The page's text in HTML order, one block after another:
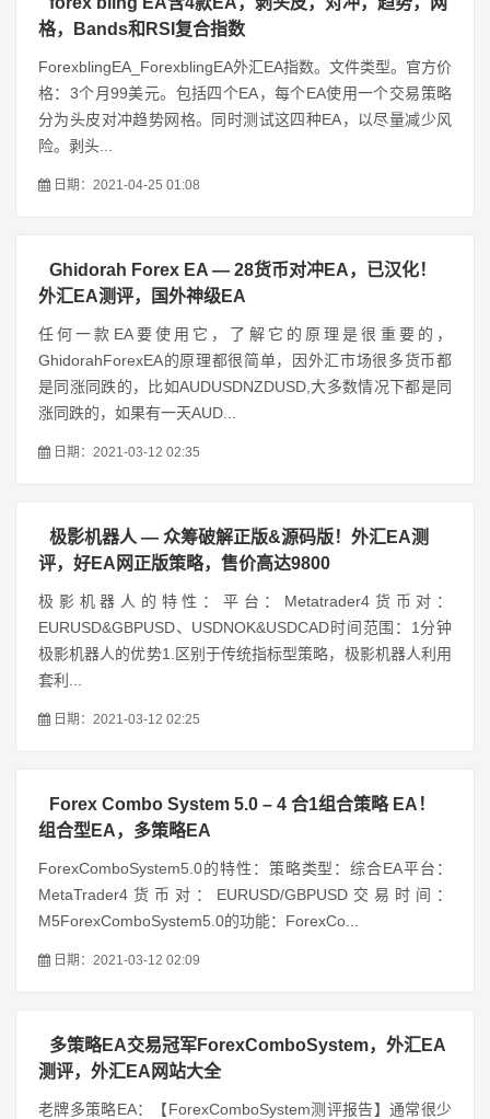
格，Bands和RSI复合指数
ForexblingEA_ForexblingEA外汇EA指数。文件类型。官方价
格：3个月99美元。包括四个EA，每个EA使用一个交易策略
分为头皮对冲趋势网格。同时测试这四种EA，以尽量减少风
险。剥头...
日期：2021-04-25 01:08
Ghidorah Forex EA — 28货币对冲EA，已汉化！
外汇EA测评，国外神级EA
任何一款EA要使用它，了解它的原理是很重要的，
GhidorahForexEA的原理都很简单，因外汇市场很多货币都
是同涨同跌的，比如AUDUSDNZDUSD,大多数情况下都是同
涨同跌的，如果有一天AUD...
日期：2021-03-12 02:35
极影机器人 — 众筹破解正版&源码版！外汇EA测
评，好EA网正版策略，售价高达9800
极影机器人的特性：平台：Metatrader4货币对：
EURUSD&GBPUSD、USDNOK&USDCAD时间范围：1分钟
极影机器人的优势1.区别于传统指标型策略，极影机器人利用
套利...
日期：2021-03-12 02:25
Forex Combo System 5.0 – 4 合1组合策略 EA！
组合型EA，多策略EA
ForexComboSystem5.0的特性：策略类型：综合EA平台：
MetaTrader4货币对：EURUSD/GBPUSD交易时间：
M5ForexComboSystem5.0的功能：ForexCo...
日期：2021-03-12 02:09
多策略EA交易冠军ForexComboSystem，外汇EA
测评，外汇EA网站大全
老牌多策略EA：【ForexComboSystem测评报告】通常很少